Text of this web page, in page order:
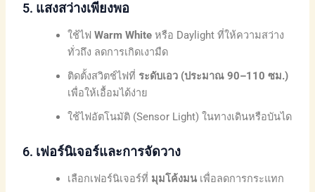
5. แสงสว่างเพียงพอ
ใช้ไฟWarm White หรือ Daylight ที่ให้ความสว่าง
ทั่วถึง ลดการเกิดเงามืด
ติดตั้งสวิตช์ไฟที่ ระดับเอว (ประมาณ 90–110 ซม.)
เพื่อให้เอื้อมได้ง่าย
ใช้ไฟอัตโนมัติ (Sensor Light) ในทางเดินหรือบันได
6. เฟอร์นิเจอร์และการจัดวาง
เลือกเฟอร์นิเจอร์ที่ มุมโค้งมน เพื่อลดการกระแทก